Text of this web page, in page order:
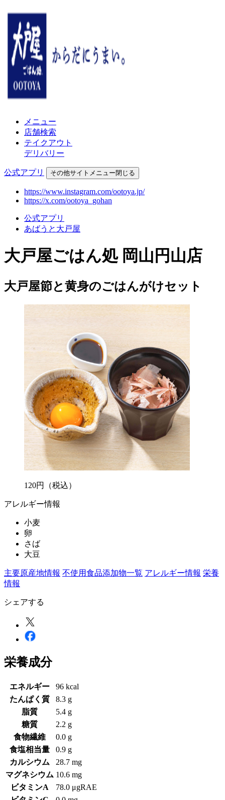
メニュー
店舗検索
テイクアウト
デリバリー
公式アプリ その他サイトメニュー閉じる
https://www.instagram.com/ootoya.jp/
https://x.com/ootoya_gohan
公式アプリ
あばうと大戸屋
大戸屋ごはん処 岡山円山店
大戸屋節と黄身のごはんがけセット
120円 （税込）
アレルギー情報
小麦
卵
さば
大豆
主要原産地情報 不使用食品添加物一覧 アレルギー情報 栄養
情報
シェアする
栄養成分
エネルギー
96 kcal
たんぱく質
8.3 g
脂質
5.4 g
糖質
2.2 g
食物繊維
0.0 g
食塩相当量
0.9 g
カルシウム
28.7 mg
マグネシウム 10.6 mg
ビタミンA
78.0 μgRAE